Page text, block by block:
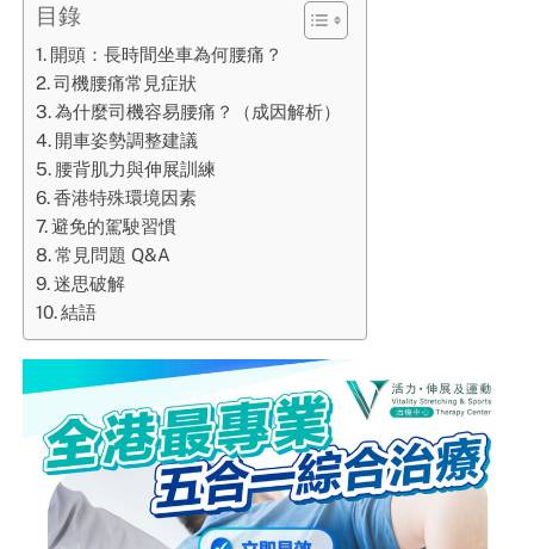
目錄
開頭：長時間坐車為何腰痛？
司機腰痛常見症狀
為什麼司機容易腰痛？（成因解析）
開車姿勢調整建議
腰背肌力與伸展訓練
香港特殊環境因素
避免的駕駛習慣
常見問題 Q&A
迷思破解
結語